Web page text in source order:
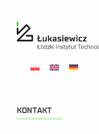
KONTAKT